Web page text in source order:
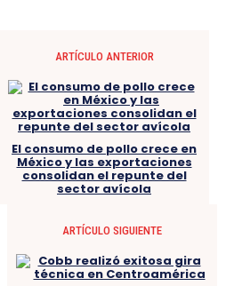
ARTÍCULO ANTERIOR
El consumo de pollo crece en
México y las exportaciones
consolidan el repunte del
sector avícola
ARTÍCULO SIGUIENTE